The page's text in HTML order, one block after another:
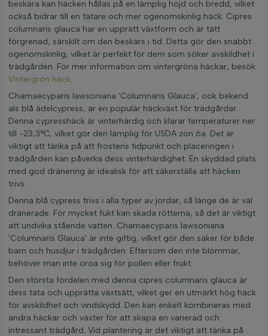
beskära kan häcken hållas på en lämplig höjd och bredd, vilket
också bidrar till en tätare och mer ogenomskinlig häck. Cipres
columnaris glauca har en upprätt växtform och är tätt
förgrenad, särskilt om den beskärs i tid. Detta gör den snabbt
ogenomskinlig, vilket är perfekt för dem som söker avskildhet i
trädgården. För mer information om vintergröna häckar, besök
Vintergrön häck.
Chamaecyparis lawsoniana 'Columnaris Glauca', ook bekend
als blå ädelcypress, är en populär häckväxt för trädgårdar.
Denna cypresshäck är vinterhärdig och klarar temperaturer ner
till -23,3°C, vilket gör den lämplig för USDA zon 6a. Det är
viktigt att tänka på att frostens tidpunkt och placeringen i
trädgården kan påverka dess vinterhärdighet. En skyddad plats
med god dränering är idealisk för att säkerställa att häcken
trivs.
Denna blå cypress trivs i alla typer av jordar, så länge de är väl
dränerade. För mycket fukt kan skada rötterna, så det är viktigt
att undvika stående vatten. Chamaecyparis lawsoniana
'Columnaris Glauca' är inte giftig, vilket gör den säker för både
barn och husdjur i trädgården. Eftersom den inte blommar,
behöver man inte oroa sig för pollen eller frukt.
Den största fördelen med denna cipres columnaris glauca är
dess täta och upprätta växtsätt, vilket ger en utmärkt hög häck
för avskildhet och vindskydd. Den kan enkelt kombineras med
andra häckar och växter för att skapa en varierad och
intressant trädgård. Vid plantering är det viktigt att tänka på